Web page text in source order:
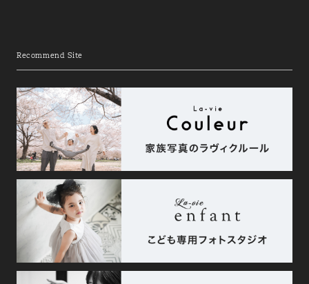
Recommend Site